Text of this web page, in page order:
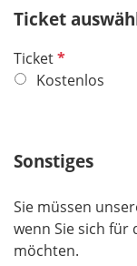
l
Ticket
TicketP
f
h
f
e
l
Kostenlos
Sonstiges
Sie müssen
wenn Sie sich
möchten.